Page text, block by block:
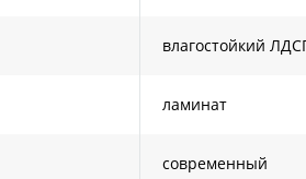
влагостойкий
ламинат
современный